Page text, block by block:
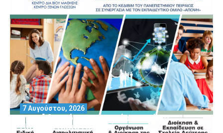
Μοριοδοτούμενα Σεμινάρια από το
Πανεπιστήμιο Πειραιά
7 Αυγούστου, 2026